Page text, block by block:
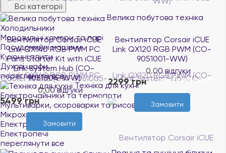
Всі категорії
Велика побутова техніка
Холодильники
Морозильні камери та ларі
Посудомийні машини
Кухонні плити
Духові шафи
переглянути все
Техніка для кухні
Електрочайники та термопоти
Мультиварки, скороварки та рисоварки
Мікрохвильові печі
Електрогрилі
Електропечі
переглянути все
Вентилятор Corsair iCUE
Link QX140 RGB PWM PC
Fans Starter Kit with iCUE
Link System Hub (CO-
9051004-WW)
0.00 відгуки
Нема в наявності
5499 грн
Замовити
Вентилятор Corsair iCUE
Link QX120 RGB PWM (CO-
9051001-WW)
0.00 відгуки
Нема в наявності
2299 грн
Замовити